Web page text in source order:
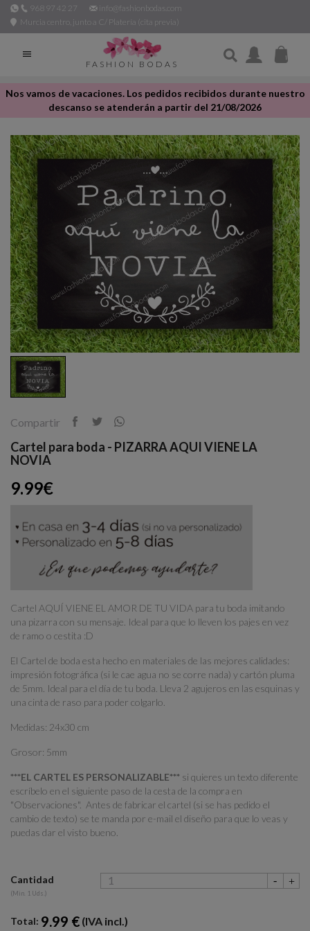
968 97 42 27
info@fashionbodas.com
Murcia centro, junto a C/ Platería (cita previa)

FASHION BODAS
Nos vamos de vacaciones. Los pedidos recibidos durante nuestro
descanso se atenderán a partir del 21/08/2026
Compartir
Cartel para boda - PIZARRA AQUI VIENE LA
NOVIA
9.99€
Cartel AQUÍ VIENE EL AMOR DE TU VIDA para tu boda imitando
una pizarra con su mensaje. Ideal para que lo lleven los pajes en vez
de ramo o cestita :D
El Cartel de boda esta hecho en materiales de las mejores calidades:
impresión fotográfica (si le cae agua no se corre nada) y cartón pluma
de 5mm. Ideal para el día de tu boda. Lleva 2 agujeros en las esquinas y
una cinta de raso para poder colgarlo.
Medidas: 24x30 cm
Grosor: 5mm
***EL CARTEL ES PERSONALIZABLE*** si quieres un texto diferente
escríbelo en el siguiente paso de la cesta de la compra en
"Observaciones". Antes de fabricar el cartel (si se has pedido el
cambio de texto) se te manda por e-mail el diseño para que lo veas y
puedas dar el visto bueno.
Cantidad
(Min. 1 Uds.)
Total: 9.99 € (IVA incl.)